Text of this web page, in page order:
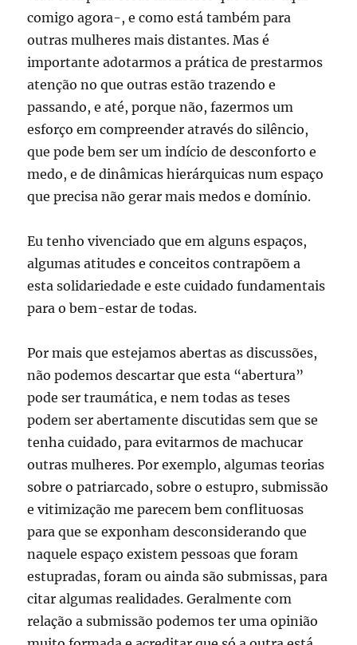
comigo agora-, e como está também para
outras mulheres mais distantes. Mas é
importante adotarmos a prática de prestarmos
atenção no que outras estão trazendo e
passando, e até, porque não, fazermos um
esforço em compreender através do silêncio,
que pode bem ser um indício de desconforto e
medo, e de dinâmicas hierárquicas num espaço
que precisa não gerar mais medos e domínio.
Eu tenho vivenciado que em alguns espaços,
algumas atitudes e conceitos contrapõem a
esta solidariedade e este cuidado fundamentais
para o bem-estar de todas.
Por mais que estejamos abertas as discussões,
não podemos descartar que esta “abertura”
pode ser traumática, e nem todas as teses
podem ser abertamente discutidas sem que se
tenha cuidado, para evitarmos de machucar
outras mulheres. Por exemplo, algumas teorias
sobre o patriarcado, sobre o estupro, submissão
e vitimização me parecem bem conflituosas
para que se exponham desconsiderando que
naquele espaço existem pessoas que foram
estupradas, foram ou ainda são submissas, para
citar algumas realidades. Geralmente com
relação a submissão podemos ter uma opinião